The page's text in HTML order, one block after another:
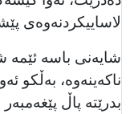
لاساییكردنەوەى
شايەنى باسە ئێمە
ناكەینەوە، بەڵكو
بدرێتە پاڵ